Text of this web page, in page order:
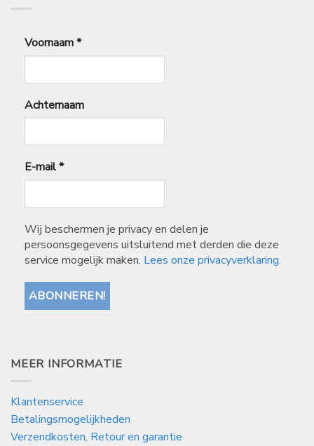
Voornaam*
Achternaam
E-mail*
Wij beschermen je privacy en delen je
persoonsgegevens uitsluitend met derden die deze
service mogelijk maken. Lees onze privacyverklaring.
MEER INFORMATIE
Klantenservice
Betalingsmogelijkheden
Verzendkosten, Retour en garantie